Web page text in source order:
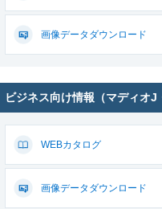
画像データ ダウンロード
ビジネス向け情報（マディオJ
WEBカタログ
画像データ ダウンロード